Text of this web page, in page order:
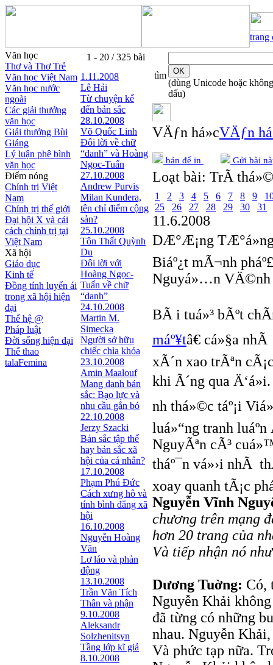
trang
Văn học
Thơ và Thơ Trẻ
Văn học Việt Nam
Văn học nước
ngoài
Các giải thưởng
văn học
Giải thưởng Bùi
Giáng
Lý luận phê bình
văn học
Điểm nóng
Chính trị Việt
Nam
Chính trị thế giới
Đại hội X và cải
cách chính trị tại
Việt Nam
Xã hội
Giáo dục
Kinh tế
Đồng tính luyến ái
trong xã hội hiện
đại
Thế hệ @
Pháp luật
Đời sống hiện đại
Thể thao
talaFemina
1 - 20 / 325 bài
1.11.2008
Lê Hải
Từ chuyện kể
đến bản sắc
28.10.2008
Võ Quốc Linh
Đôi lời về chữ
“danh” và Hoàng
Ngọc-Tuấn
27.10.2008
Andrew Purvis
Milan Kundera,
tên chỉ điểm cộng
sản?
25.10.2008
Tôn Thất Quỳnh
Du
Đôi lời với
Hoàng Ngọc-
Tuấn về chữ
“danh”
24.10.2008
Martin M.
Simecka
Người sở hữu
chiếc chìa khóa
23.10.2008
Amin Maalouf
Mang danh bản
sắc: Bạo lực và
nhu cầu gắn bó
22.10.2008
Jerzy Szacki
Bản sắc tập thể
hay bản sắc xã
hội của cá nhân?
17.10.2008
Phạm Phú Đức
Cách xưng hô và
tính bình đẳng xã
hội
16.10.2008
Nguyễn Hoàng
Văn
Lơ láo và phản
động
13.10.2008
Trần Văn Tích
Thân và phận
9.10.2008
Aleksandr
Solzhenitsyn
Tầng lớp kĩ giả
8.10.2008
tìm
(dùng Unicode hoặc không
dấu)
VÄƒn há»cVÄƒn
bản để in Gửi bài
Loạt bài: TrÃ­
1 2 3 4 5 6 7 8 9
25
26 27 28 29 30 31
11.6.2008
DÆ°Æ¡ng
Biáº¿t mÃ¬nh
Nguyá»…n VÄ©nh
BÃ i tuá»³ bÃºt
máº¥tâ€ cá»§a
xÃ´n xao trÃªn
khi Ã´ng qua
nh thá»©c táº¡i
luá»“ng tranh
NguyÃªn cÃ³
tháº¯n vá»›i nhÃ
xoay quanh tÃ¡c
Nguyễn Vĩnh
chương trên mạng
hơn 20 trang của
Và tiếp nhận nó
Dương Tuờng: Có,
Nguyễn Khải
đã từng có những
nhau. Nguyễn
Và phức tạp nữa.